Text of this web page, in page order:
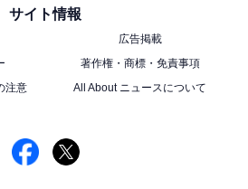
サイト情報
広告掲載
著作権・商標・免責事項
注意
All About ニュースについて